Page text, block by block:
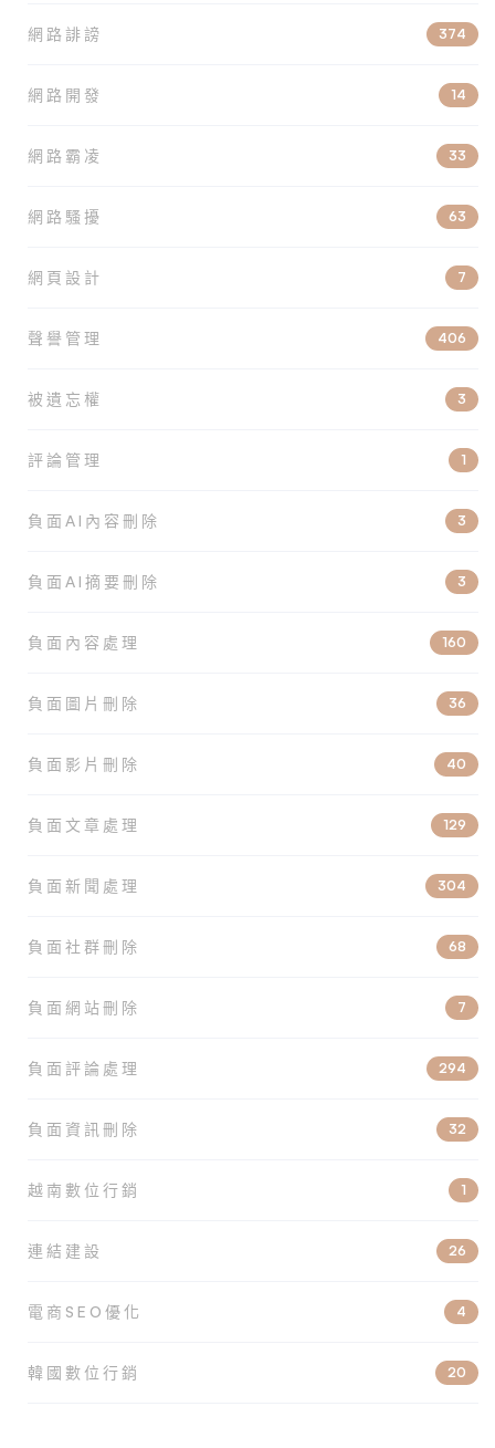
網路誹謗 374
網路開發 14
網路霸凌 33
網路騷擾 63
網頁設計 7
聲譽管理 406
被遺忘權 3
評論管理 1
負面AI內容刪除 3
負面AI摘要刪除 3
負面內容處理 160
負面圖片刪除 36
負面影片刪除 40
負面文章處理 129
負面新聞處理 304
負面社群刪除 68
負面網站刪除 7
負面評論處理 294
負面資訊刪除 32
越南數位行銷 1
連結建設 26
電商SEO優化 4
韓國數位行銷 20